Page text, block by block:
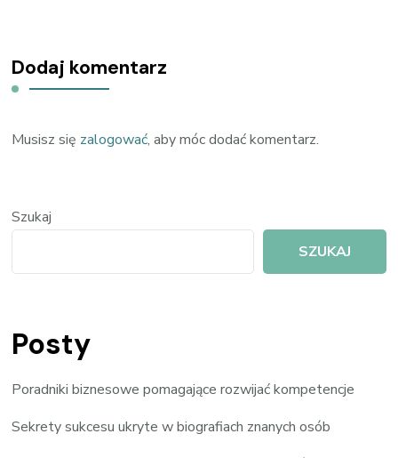
Dodaj komentarz
Musisz się zalogować, aby móc dodać komentarz.
Szukaj
SZUKAJ
Posty
Poradniki biznesowe pomagające rozwijać kompetencje
Sekrety sukcesu ukryte w biografiach znanych osób